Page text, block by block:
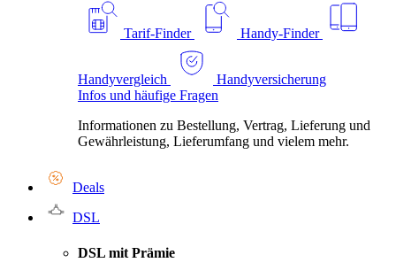
Tarif-Finder Handy-Finder
Handyvergleich
Handyversicherung
Infos und häufige Fragen
Informationen zu Bestellung, Vertrag, Lieferung und
Gewährleistung, Lieferumfang und vielem mehr.
Deals
DSL
DSL mit Prämie